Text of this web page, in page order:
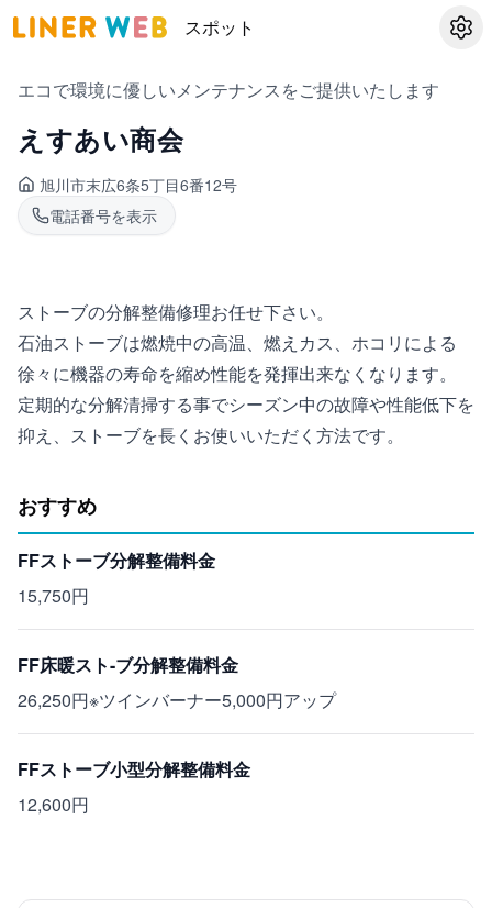
スポット 設定
エコで環境に優しいメンテナンスをご提供いたします
えすあい商会
旭川市末広6条5丁目6番12号
電話番号を表示
ストーブの分解整備修理お任せ下さい。
石油ストーブは燃焼中の高温、燃えカス、ホコリによる
徐々に機器の寿命を縮め性能を発揮出来なくなります。
定期的な分解清掃する事でシーズン中の故障や性能低下を
抑え、ストーブを長くお使いいただく方法です。
おすすめ
FFストーブ分解整備料金
15,750円
FF床暖スト-ブ分解整備料金
26,250円※ツインバーナー5,000円アップ
FFストーブ小型分解整備料金
12,600円